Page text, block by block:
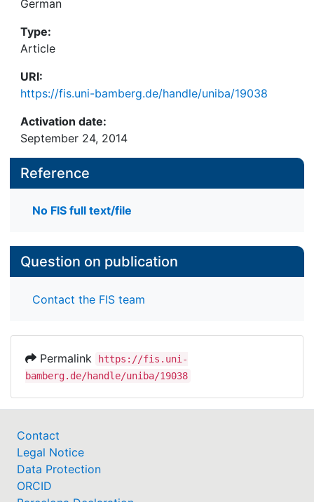
German
Type:
Article
URI:
https://fis.uni-bamberg.de/handle/uniba/19038
Activation date:
September 24, 2014
Reference
No FIS full text/file
Question on publication
Contact the FIS team
Permalink
https://fis.uni-
bamberg.de/handle/uniba/19038
Contact
Legal Notice
Data Protection
ORCID